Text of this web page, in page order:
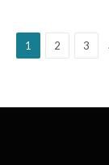
1 2 3